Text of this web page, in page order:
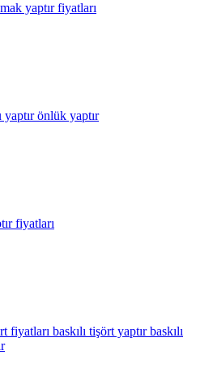
yaptır fiyatları
yaptır önlük yaptır
fiyatları
fiyatları baskılı tişört yaptır baskılı